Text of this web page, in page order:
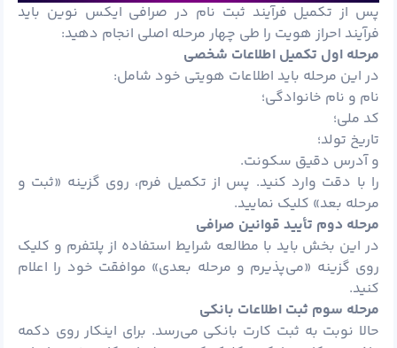
پس از تکمیل فرآیند ثبت ‌نام در صرافی ایکس نوین باید
فرآیند احراز هویت را طی چهار مرحله اصلی انجام دهید:
مرحله اول تکمیل اطلاعات شخصی
در این مرحله باید اطلاعات هویتی خود شامل:
نام و نام خانوادگی؛
کد ملی؛
تاریخ تولد؛
و آدرس دقیق سکونت.
را با دقت وارد کنید. پس از تکمیل فرم، روی گزینه «ثبت و
مرحله بعد» کلیک نمایید.
مرحله دوم تأیید قوانین صرافی
در این بخش باید با مطالعه شرایط استفاده از پلتفرم و کلیک
روی گزینه «می‌پذیرم و مرحله بعدی» موافقت خود را اعلام
کنید.
مرحله سوم ثبت اطلاعات بانکی
حالا نوبت به ثبت کارت بانکی می‌رسد. برای اینکار روی دکمه